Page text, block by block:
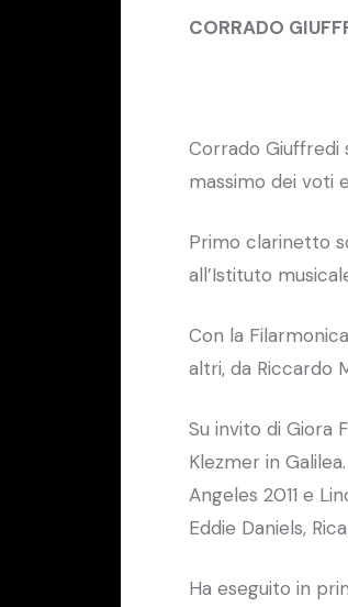
CORRADO
Corrado Giuffredi
massimo dei voti
Primo clarinetto
all’Istituto
Con la
altri, da Riccardo
Su invito di Giora
Klezmer in
Angeles 2011 e
Eddie Daniels,
Ha eseguito in